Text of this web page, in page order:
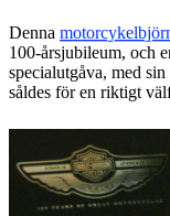
Denna
100-årsjubileum, och
specialutgåva, med
såldes för en riktigt